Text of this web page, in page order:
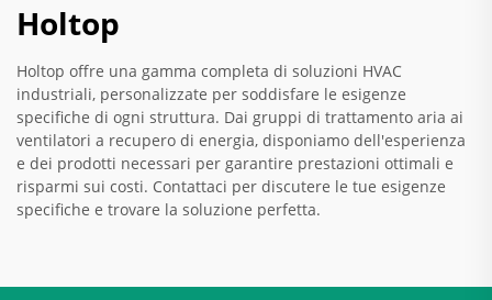
Holtop
Holtop offre una gamma completa di soluzioni HVAC
industriali, personalizzate per soddisfare le esigenze
specifiche di ogni struttura. Dai gruppi di trattamento aria ai
ventilatori a recupero di energia, disponiamo dell'esperienza
e dei prodotti necessari per garantire prestazioni ottimali e
risparmi sui costi. Contattaci per discutere le tue esigenze
specifiche e trovare la soluzione perfetta.